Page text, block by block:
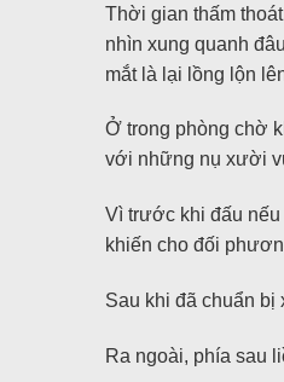
Thời gian thấm
nhìn xung quanh
mắt là lại lồng lộn
Ở trong phòng chờ
với những nụ xười
Vì trước khi đấu nếu
khiến cho đối
Sau khi đã chuẩn bị
Ra ngoài, phía sau